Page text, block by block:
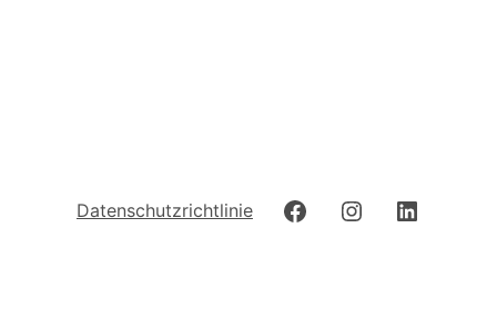
Datenschutzrichtlinie FacebookInstagram